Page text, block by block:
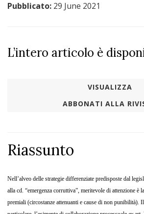
Pubblicato: 29 June 2021
L’intero articolo è
VISUALIZZA
ABBONATI ALLA
Riassunto
Nell’alveo delle strategie differenziate predisposte dal
alla cd. “emergenza corruttiva”, meritevole di attenzione è
premiali (circostanze attenuanti e cause di non punibilità).